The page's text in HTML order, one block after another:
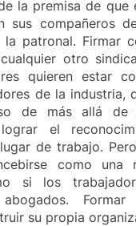
la premisa de que
sus compañeros
patronal. Firmar
otro
quieren estar
de la industria,
de más allá de
el
de trabajo.
como una
si los
su propia